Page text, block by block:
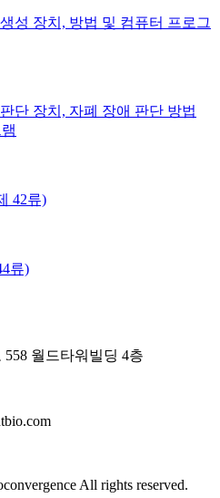
성 장치, 방법 및 컴퓨터 프로그
단 장치, 자폐 장애 판단 방법
42류)
류)
월드타워빌딩 4층
All rights reserved.